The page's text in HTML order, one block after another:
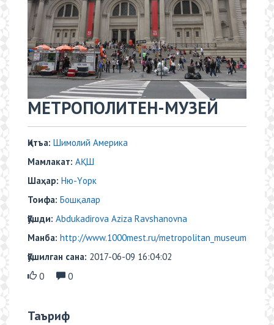
​МЕТРОПОЛИТЕН-МУЗЕЙ
Қитъа: Шимолий Америка
Мамлакат: АҚШ
Шаҳар: Ню-Yорк
Тоифа: Бошқалар
Қўшди: Abdukadirova Aziza Ravshanovna
Манба: http://www.1000mest.ru/metropolitan_museum
Қўшилган сана: 2017-06-09 16:04:02
0
0
Таъриф